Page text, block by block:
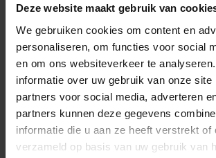
Deze website maakt gebruik van
We gebruiken cookies om content en
personaliseren, om functies voor social
en om ons websiteverkeer te
informatie over uw gebruik van onze site
partners voor social media, adverteren
partners kunnen deze gegevens
informatie die u aan ze heeft verstrekt of
verzameld op basis van uw gebruik van
Neutrik | NDL8 | afdekdopje tbv speakON
Neutrik |NDL8
Verwachtte levertijd 7-14 werkdagen
Login voor prijzen
Dé specialist podiumtechniek; van schets naar